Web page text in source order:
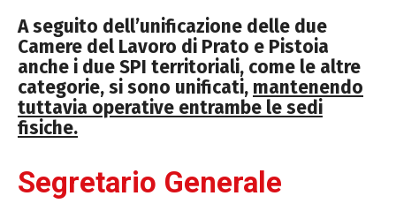
A seguito dell’unificazione delle due
Camere del Lavoro di Prato e Pistoia
anche i due SPI territoriali, come le altre
categorie, si sono unificati, mantenendo
tuttavia operative entrambe le sedi
fisiche.
Segretario Generale